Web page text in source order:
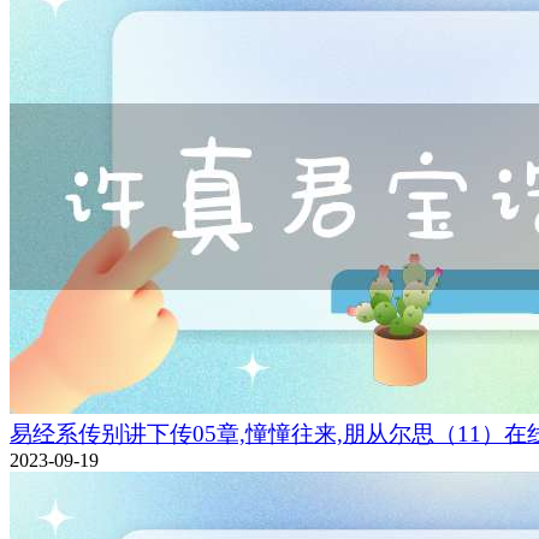
易经系传别讲下传05章,憧憧往来,朋从尔思（11）在
2023-09-19